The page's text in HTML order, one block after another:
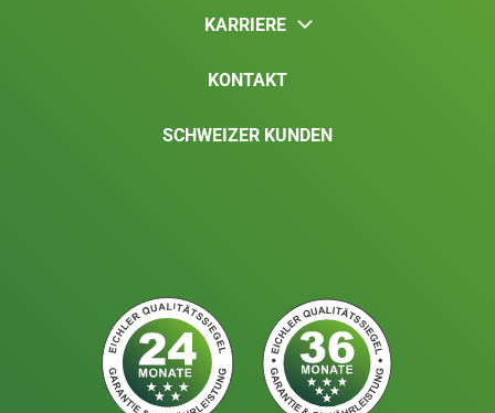
KARRIERE
KONTAKT
SCHWEIZER KUNDEN